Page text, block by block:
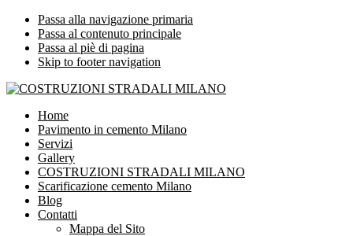
Passa alla navigazione primaria
Passa al contenuto principale
Passa al piè di pagina
Skip to footer navigation
COSTRUZIONI STRADALI MILANO
Impresa leader nelle costruzioni stradali Milano
Home
Pavimento in cemento Milano
Servizi
Gallery
COSTRUZIONI STRADALI MILANO
Scarificazione cemento Milano
Blog
Contatti
Mappa del Sito